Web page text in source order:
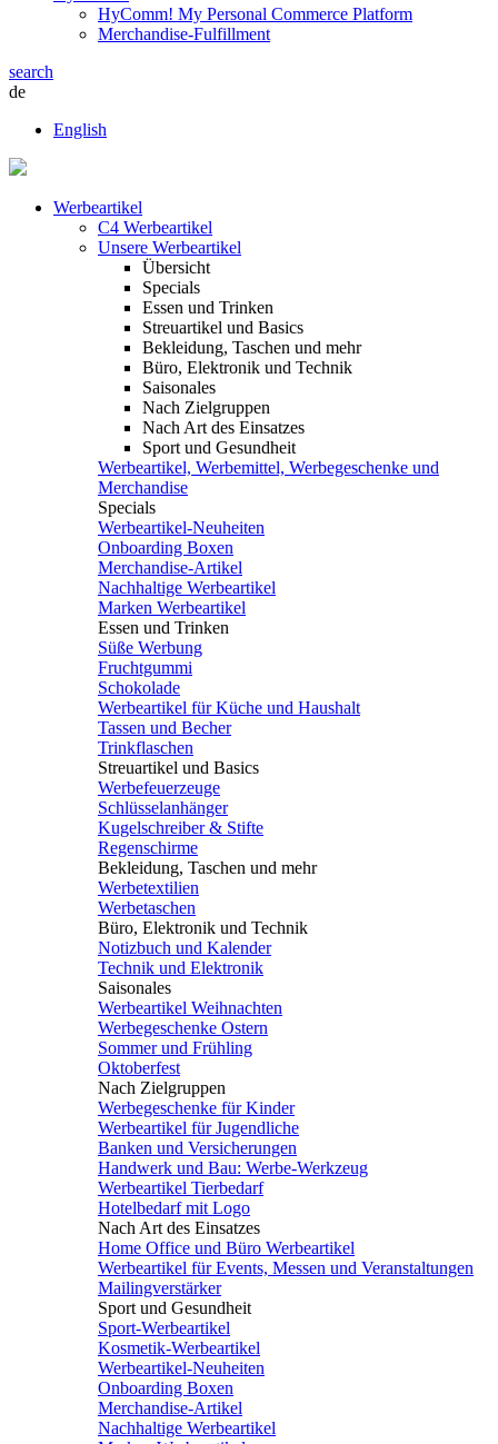
HyComm! My Personal Commerce Platform
Merchandise-Fulfillment
search
de
English
Werbeartikel
C4 Werbeartikel
Unsere Werbeartikel
Übersicht
Specials
Essen und Trinken
Streuartikel und Basics
Bekleidung, Taschen und mehr
Büro, Elektronik und Technik
Saisonales
Nach Zielgruppen
Nach Art des Einsatzes
Sport und Gesundheit
Werbeartikel, Werbemittel, Werbegeschenke und
Merchandise
Specials
Werbeartikel-Neuheiten
Onboarding Boxen
Merchandise-Artikel
Nachhaltige Werbeartikel
Marken Werbeartikel
Essen und Trinken
Süße Werbung
Fruchtgummi
Schokolade
Werbeartikel für Küche und Haushalt
Tassen und Becher
Trinkflaschen
Streuartikel und Basics
Werbefeuerzeuge
Schlüsselanhänger
Kugelschreiber & Stifte
Regenschirme
Bekleidung, Taschen und mehr
Werbetextilien
Werbetaschen
Büro, Elektronik und Technik
Notizbuch und Kalender
Technik und Elektronik
Saisonales
Werbeartikel Weihnachten
Werbegeschenke Ostern
Sommer und Frühling
Oktoberfest
Nach Zielgruppen
Werbegeschenke für Kinder
Werbeartikel für Jugendliche
Banken und Versicherungen
Handwerk und Bau: Werbe-Werkzeug
Werbeartikel Tierbedarf
Hotelbedarf mit Logo
Nach Art des Einsatzes
Home Office und Büro Werbeartikel
Werbeartikel für Events, Messen und Veranstaltungen
Mailingverstärker
Sport und Gesundheit
Sport-Werbeartikel
Kosmetik-Werbeartikel
Werbeartikel-Neuheiten
Onboarding Boxen
Merchandise-Artikel
Nachhaltige Werbeartikel